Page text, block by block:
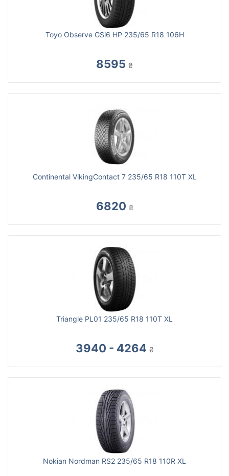
Toyo Observe GSi6 HP 235/65 R18 106H
8595 ₴
Continental VikingContact 7 235/65 R18 110T XL
6820 ₴
Triangle PL01 235/65 R18 110T XL
3940 - 4264 ₴
Nokian Nordman RS2 235/65 R18 110R XL